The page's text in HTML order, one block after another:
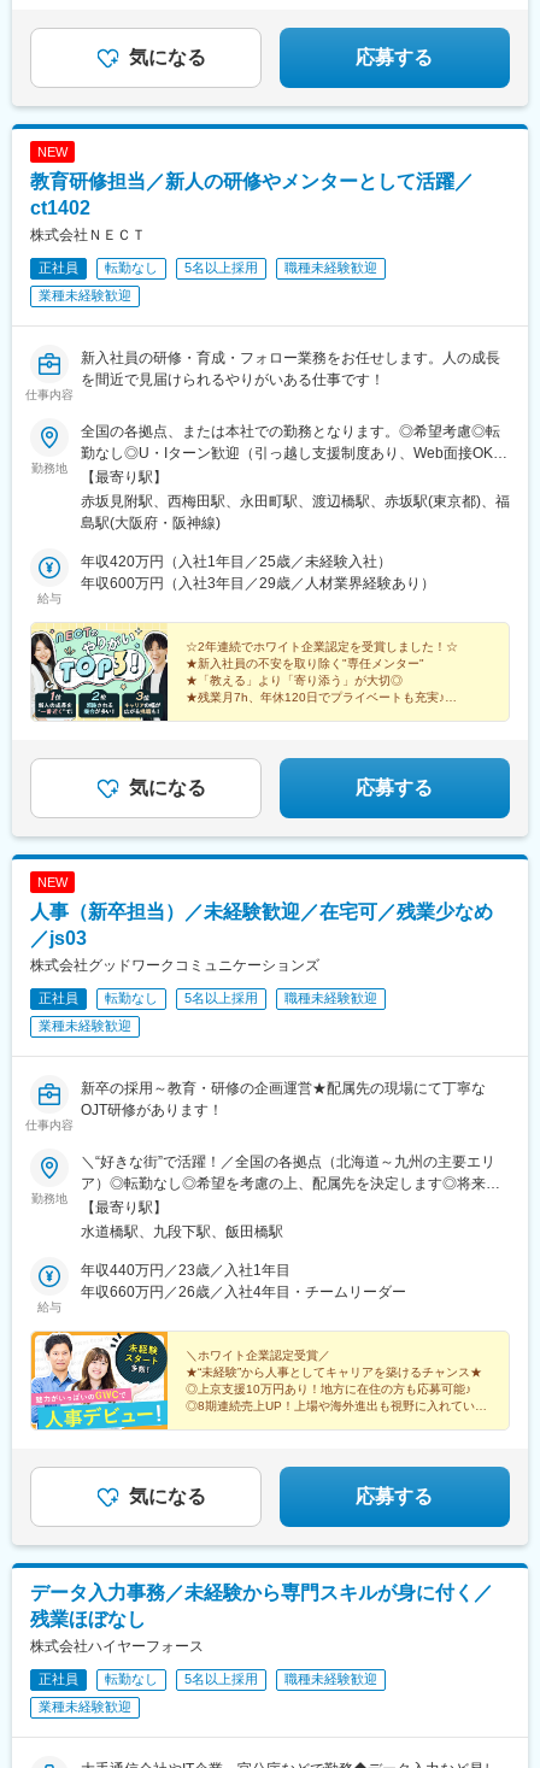
円（家具・家電付き）。さらに、最大10万円まで引っ越し費用も
サポート！「初めての新生活」も安心してスタートできます。
気になる 応募する
NEW
教育研修担当／新人の研修やメンターとして活躍／
ct1402
株式会社ＮＥＣＴ
正社員 転勤なし 5名以上採用
職種未経験歓迎
業種未経験歓迎
仕事内容
新入社員の研修・育成・フォロー業務をお任せします。人の成長
を間近で見届けられるやりがいある仕事です！
勤務地
全国の各拠点、または本社での勤務となります。◎希望考慮◎転
勤なし◎U・Iターン歓迎（引っ越し支援制度あり、Web面接OK）
◎仕事に慣れたらフレックスやリモートワークも可能（週の半分
など）＼積極採用エリア／■東北（宮城）■関東甲信（東京、神奈
川、千葉、埼玉、栃木、群馬、山梨）■東海（愛知）■北陸（石
山）■四国（香川）■中国（岡山）■九州（福岡）☆その他全国エ
リアで採用中です！■本社／東京都港区赤坂3-9-2 NO.R赤坂見附
【最寄り駅】
赤坂見附駅、西梅田駅、永田町駅、渡辺橋駅、赤坂駅(東京都)、福
島駅(大阪府・阪神線)
給与
年収420万円（入社1年目／25歳／未経験入社）
年収600万円（入社3年目／29歳／人材業界経験あり）
☆2年連続でホワイト企業認定を受賞しました！☆
★新入社員の不安を取り除く"専任メンター"
★「教える」より「寄り添う」が大切◎
★残業月7h、年休120日でプライベートも充実♪
気になる 応募する
NEW
人事（新卒担当）／未経験歓迎／在宅可／残業少なめ
／js03
株式会社グッドワークコミュニケーションズ
正社員 転勤なし 5名以上採用
職種未経験歓迎
業種未経験歓迎
仕事内容
新卒の採用～教育・研修の企画運営★配属先の現場にて丁寧な
OJT研修があります！
勤務地
＼“好きな街”で活躍！／全国の各拠点（北海道～九州の主要エリ
ア）◎転勤なし◎希望を考慮の上、配属先を決定します◎将来的
にリモートワークも可能です◆：積極採用中エリア──────＜関
東＞東京：杉並区／練馬区／板橋区／世田谷区／墨田区／江戸川
神奈川：横浜市／川崎市／横須賀市／鎌倉市／小田原市／藤沢市
／相模原市 他埼玉：越谷市／さいたま市／川口市／春日部市／富
市／浦安市／市川市／柏市／木更津市／松戸市 他＜北関東＞茨
城：つくば市／水戸市 他群馬：高崎市／前橋市 他栃木：宇都宮市
／小山市 他＜関西＞大阪／京都／奈良／兵庫／和歌山＜中部＞愛
知県：名古屋市／豊田市 他＜その他＞ 北海道札幌市／福島県／宮
城県仙台市／福岡県ほか、全国のエリアで募集中◆：上京支援制
京時に【10万円支給】（規定あり）。制度を活用して面接後すぐ
の入社も可能です。
【最寄り駅】
水道橋駅、九段下駅、飯田橋駅
給与
年収440万円／23歳／入社1年目
年収660万円／26歳／入社4年目・チームリーダー
＼ホワイト企業認定受賞／
★“未経験”から人事としてキャリアを築けるチャンス★
◎上京支援10万円あり！地方に在住の方も応募可能♪
◎8期連続売上UP！上場や海外進出も視野に入れていま
気になる 応募する
データ入力事務／未経験から専門スキルが身に付く／
残業ほぼなし
株式会社ハイヤーフォース
正社員 転勤なし 5名以上採用
職種未経験歓迎
業種未経験歓迎